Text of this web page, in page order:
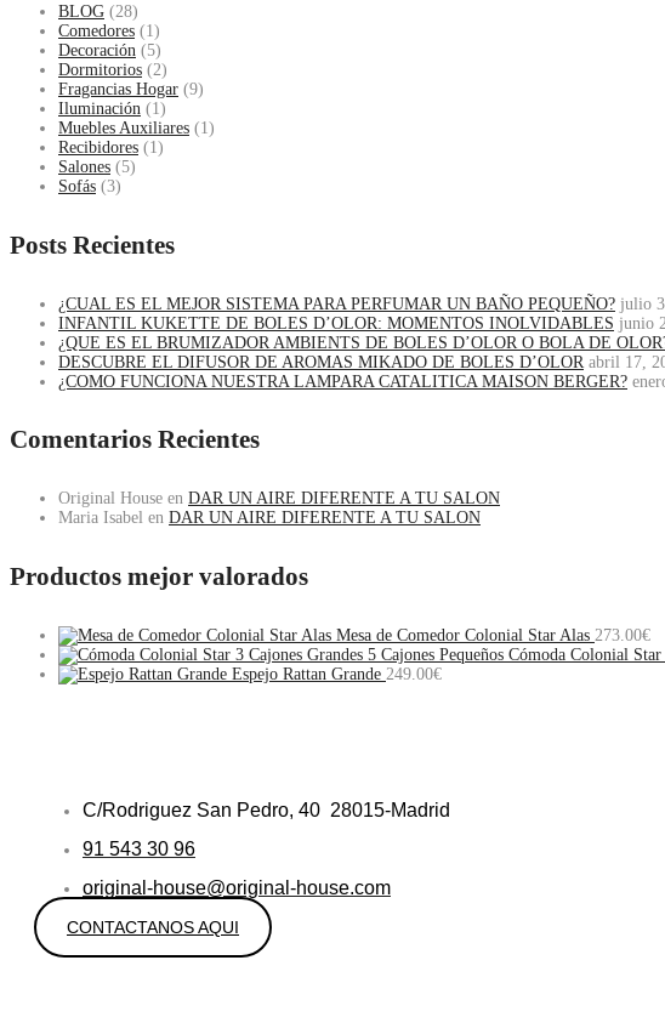
BLOG (28)
Comedores (1)
Decoración (5)
Dormitorios (2)
Fragancias Hogar (9)
Iluminación (1)
Muebles Auxiliares (1)
Recibidores (1)
Salones (5)
Sofás (3)
Posts Recientes
¿CUAL ES EL MEJOR SISTEMA PARA PERFUMAR UN BAÑO PEQUEÑO? julio
INFANTIL KUKETTE DE BOLES D’OLOR: MOMENTOS INOLVIDABLES junio
¿QUE ES EL BRUMIZADOR AMBIENTS DE BOLES D’OLOR O BOLA DE
DESCUBRE EL DIFUSOR DE AROMAS MIKADO DE BOLES D’OLOR abril 17,
¿COMO FUNCIONA NUESTRA LAMPARA CATALITICA MAISON BERGER?
Comentarios Recientes
Original House en DAR UN AIRE DIFERENTE A TU SALON
Maria Isabel en DAR UN AIRE DIFERENTE A TU SALON
Productos mejor valorados
Mesa de Comedor Colonial Star Alas 273.00€
Cómoda Colonial Star
Espejo Rattan Grande 249.00€
C/Rodriguez San Pedro, 40 28015-Madrid
91 543 30 96
original-house@original-house.com
CONTACTANOS AQUI